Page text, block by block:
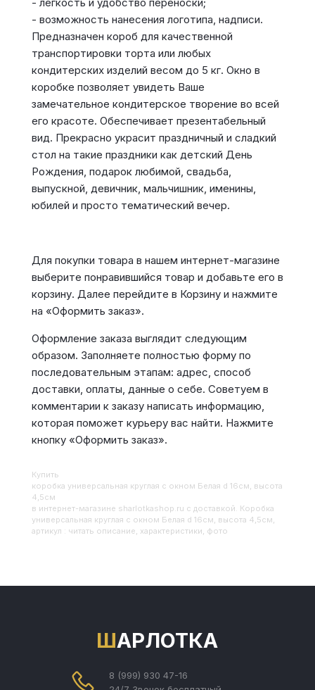
- возможность нанесения логотипа, надписи.
Предназначен короб для качественной
транспортировки торта или любых
кондитерских изделий весом до 5 кг. Окно в
коробке позволяет увидеть Ваше
замечательное кондитерское творение во всей
его красоте. Обеспечивает презентабельный
вид. Прекрасно украсит праздничный и сладкий
стол на такие праздники как детский День
Рождения, подарок любимой, свадьба,
выпускной, девичник, мальчишник, именины,
юбилей и просто тематический вечер.
Для покупки товара в нашем интернет-магазине
выберите понравившийся товар и добавьте его в
корзину. Далее перейдите в Корзину и нажмите
на «Оформить заказ».
Оформление заказа выглядит следующим
образом. Заполняете полностью форму по
последовательным этапам: адрес, способ
доставки, оплаты, данные о себе. Советуем в
комментарии к заказу написать информацию,
которая поможет курьеру вас найти. Нажмите
кнопку «Оформить заказ».
Купить
Коробка универсальная круглая с окном Белая d 16см, высота
4,5см
в интернет-магазине sharlotkashop.ru с доставкой. Коробка
универсальная круглая с окном Белая d 16см, высота 4,5см,
артикул : читать описание, характеристики, фото
ШАРЛОТКА
8 (999) 930 47-16